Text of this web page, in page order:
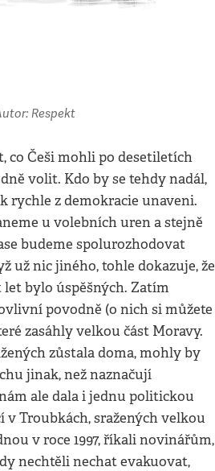
Respekt
co Češi mohli po desetiletích
volit. Kdo by se tehdy nadál,
rychle z demokracie unaveni.
u volebních uren a stejně
budeme spolurozhodovat
už nic jiného, tohle dokazuje, že
bylo úspěšných. Zatím
povodně (o nich si můžete
zasáhly velkou část Moravy.
zůstala doma, mohly by
jinak, než naznačují
ale dala i jednu politickou
v Troubkách, sražených velkou
v roce 1997, říkali novinářům,
nechtěli nechat evakuovat,